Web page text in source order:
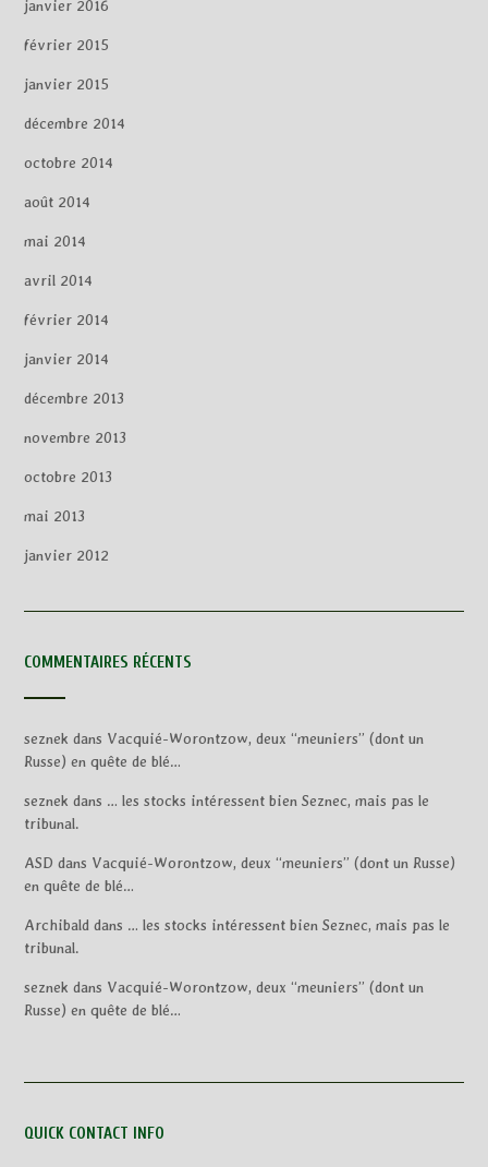
janvier 2016
février 2015
janvier 2015
décembre 2014
octobre 2014
août 2014
mai 2014
avril 2014
février 2014
janvier 2014
décembre 2013
novembre 2013
octobre 2013
mai 2013
janvier 2012
COMMENTAIRES RÉCENTS
seznek dans Vacquié-Worontzow, deux “meuniers” (dont un
Russe) en quête de blé…
seznek dans … les stocks intéressent bien Seznec, mais pas le
tribunal.
ASD dans Vacquié-Worontzow, deux “meuniers” (dont un Russe)
en quête de blé…
Archibald dans … les stocks intéressent bien Seznec, mais pas le
tribunal.
seznek dans Vacquié-Worontzow, deux “meuniers” (dont un
Russe) en quête de blé…
QUICK CONTACT INFO